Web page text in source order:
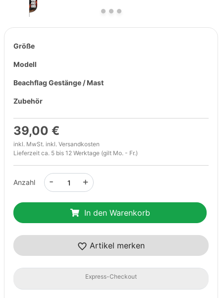
Größe
Modell
Beachflag Gestänge / Mast
Zubehör
39,00 €
inkl. MwSt. inkl. Versandkosten
Lieferzeit ca. 5 bis 12 Werktage (gilt Mo. - Fr.)
Anzahl +
-
In den Warenkorb
Artikel merken
Express-Checkout